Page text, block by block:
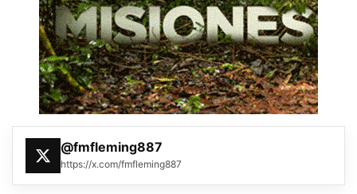
@fmfleming887
https://x.com/fmfleming887